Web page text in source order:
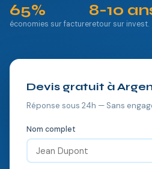
65%
économies sur facture
8-10
retour sur invest.
Devis gratuit à
Réponse sous 24h — Sans
Nom complet